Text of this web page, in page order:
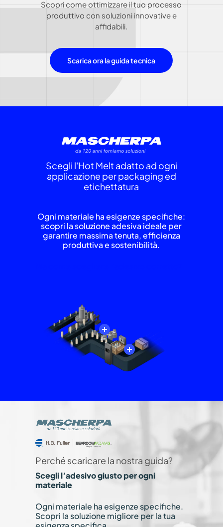
Scopri come ottimizzare il tuo processo
produttivo con soluzioni innovative e
affidabili.
Scarica ora la guida tecnica
Scegli l'Hot Melt adatto ad ogni
applicazione per packaging ed
etichettatura
Ogni materiale ha esigenze specifiche:
scopri la soluzione adesiva ideale per
garantire massima tenuta, efficienza
produttiva e sostenibilità.
Perché scaricare la nostra guida?
Scegli l’adesivo giusto per ogni
materiale
Ogni materiale ha esigenze specifiche.
Scopri la soluzione migliore per la tua